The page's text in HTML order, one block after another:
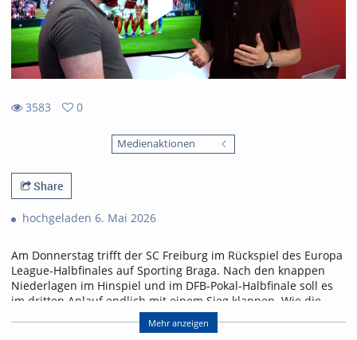
3583
0
Medienaktionen
Share
hochgeladen 6. Mai 2026
Am Donnerstag trifft der SC Freiburg im Rückspiel des Europa
League-Halbfinales auf Sporting Braga. Nach den knappen
Niederlagen im Hinspiel und im DFB-Pokal-Halbfinale soll es
im dritten Anlauf endlich mit einem Sieg klappen. Wie die
Freiburger den größten Erfolg der Vereinsgeschichte erringen
wollen, erfahrt ihr in der neuen Folge „Seitenwechsel“.
Mehr anzeigen